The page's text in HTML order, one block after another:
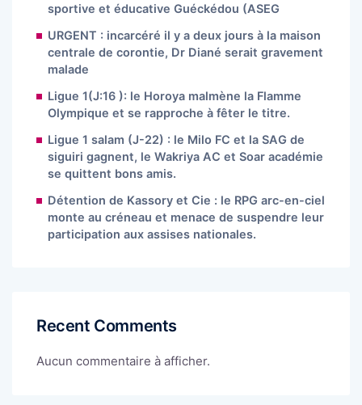
sportive et éducative Guéckédou (ASEG
URGENT : incarcéré il y a deux jours à la maison
centrale de corontie, Dr Diané serait gravement
malade
Ligue 1(J:16 ): le Horoya malmène la Flamme
Olympique et se rapproche à fêter le titre.
Ligue 1 salam (J-22) : le Milo FC et la SAG de
siguiri gagnent, le Wakriya AC et Soar académie
se quittent bons amis.
Détention de Kassory et Cie : le RPG arc-en-ciel
monte au créneau et menace de suspendre leur
participation aux assises nationales.
Recent Comments
Aucun commentaire à afficher.